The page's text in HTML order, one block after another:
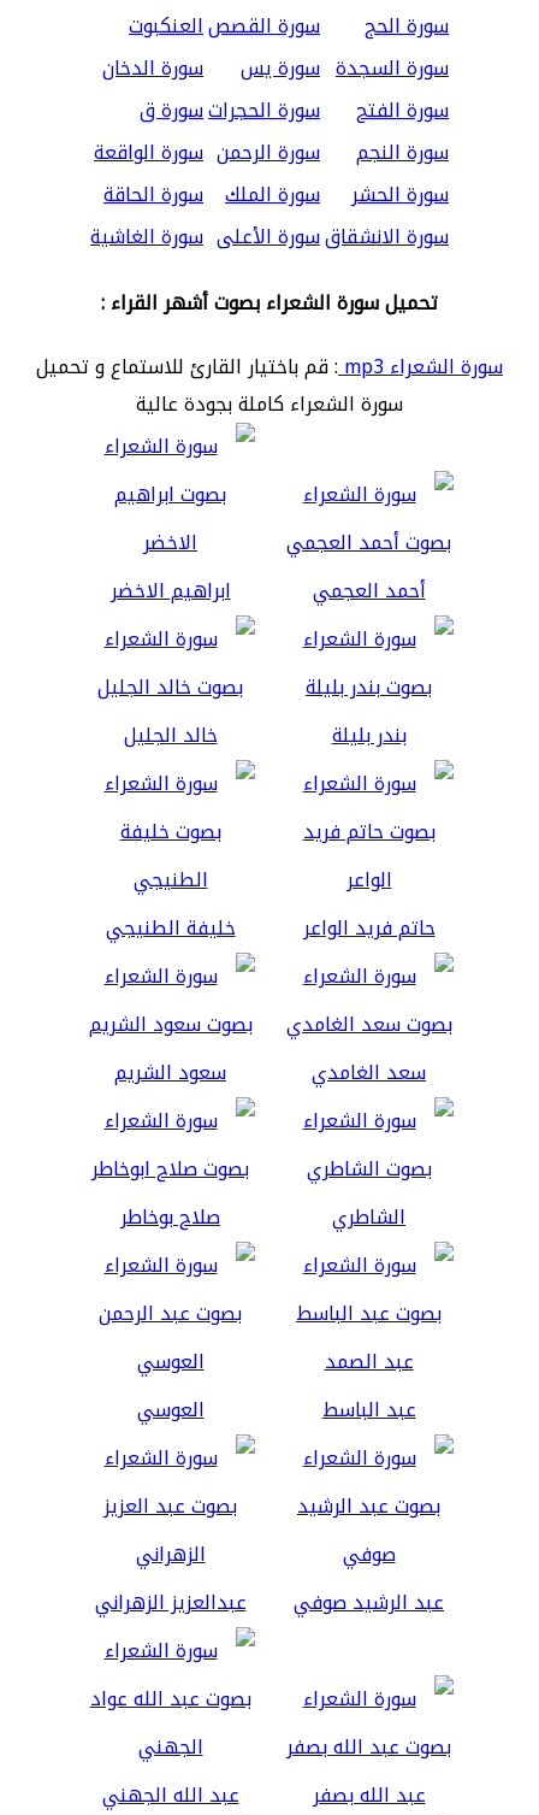
سورة الحج
سورة القصصالعنكبوت
سورة السجدة سورة يس
سورة الدخان
سورة الفتح
سورة الحجراتسورة ق
سورة النجم
سورة الرحمن سورة الواقعة
سورة الحشر
سورة الملك سورة الحاقة
سورة الانشقاقسورة الأعلى سورة الغاشية
تحميل سورة الشعراء بصوت أشهر القراء :
سورة الشعراء mp3
: قم باختيار القارئ للاستماع و تحميل
سورة الشعراء كاملة بجودة عالية
أحمد العجمي ابراهيم الاخضر
بندر بليلة خالد الجليل
حاتم فريد الواعر خليفة الطنيجي
سعد الغامدي سعود الشريم
الشاطري صلاح بوخاطر
عبد الباسط العوسي
عبد الرشيد صوفي عبدالعزيز الزهراني
عبد الله بصفر عبد الله الجهني